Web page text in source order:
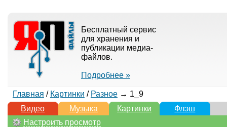
Бесплатный сервис
для хранения и
публикации медиа-
файлов.
Подробнее »
Главная / Картинки / Разное→ 1_9
Видео
Музыка Картинки
Флэш
Настроить просмотр